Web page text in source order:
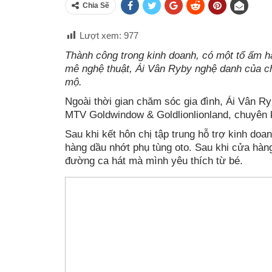
Chia Sẽ
Lượt xem: 977
Thành công trong kinh doanh, có một tổ ấm
mê nghệ thuật, Ái Vân Ryby nghệ danh của
mộ.
Ngoài thời gian chăm sóc gia đình, Ái Vân
MTV Goldwindow & Goldlionlionland,
Sau khi kết hôn chị tập trung hỗ trợ kinh
hàng dầu nhớt phụ tùng oto. Sau khi cửa
đường ca hát mà mình yêu thích từ bé.